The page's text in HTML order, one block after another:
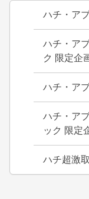
ハチ・ア
ハチ・ア
ク 限定企
ハチ・ア
ハチ・ア
ック 限定
ハチ超激